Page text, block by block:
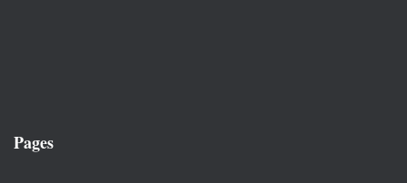
Pages